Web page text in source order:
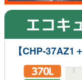
エコキ
【CHP-37AZ1